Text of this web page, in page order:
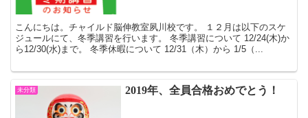
こんにちは。チャイルド脳伸教室夙川校です。 １２月は以下のスケ
ジュールにて、冬季講習を行います。 冬季講習について 12/24(木)か
ら12/30(水)まで。 冬季休暇について 12/31（木）から 1/5（...
未分類 2019年、全員合格おめでとう！